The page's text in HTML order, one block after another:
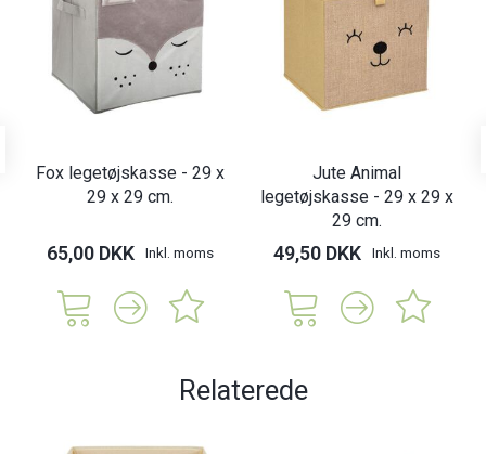
Fox legetøjskasse - 29 x
29 x 29 cm.
65,00 DKK Inkl. moms
Jute Animal
legetøjskasse - 29 x 29 x
29 cm.
49,50 DKK Inkl. moms
Relaterede